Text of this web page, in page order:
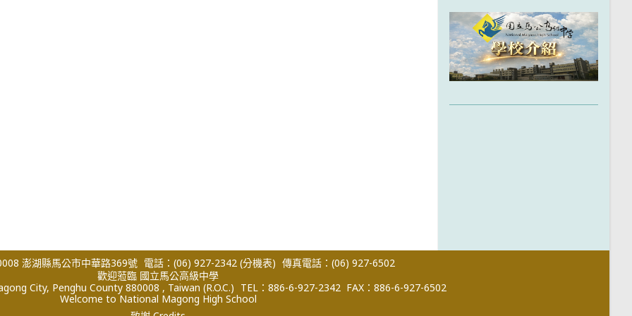
澎湖縣馬公市中華路369號 電話：(06) 927-2342 (分機表) 傳真電話：(06) 927-6502
歡迎蒞臨 國立馬公高級中學
City, Penghu County 880008 , Taiwan (R.O.C.) TEL：886-6-927-2342 FAX：886-6-927-6502
Welcome to National Magong High School